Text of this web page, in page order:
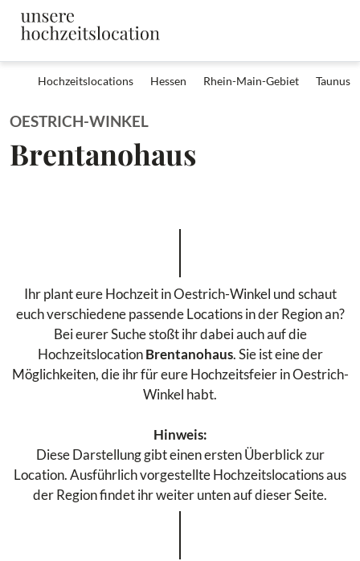
Hochzeitslocations Hessen Rhein-Main-Gebiet Taunus
OESTRICH-WINKEL
Brentanohaus
Ihr plant eure Hochzeit in Oestrich-Winkel und schaut
euch verschiedene passende Locations in der Region an?
Bei eurer Suche stoßt ihr dabei auch auf die
HochzeitslocationBrentanohaus. Sie ist eine der
Möglichkeiten, die ihr für eure Hochzeitsfeier in Oestrich-
Winkel habt.
Hinweis:
Diese Darstellung gibt einen ersten Überblick zur
Location. Ausführlich vorgestellte Hochzeitslocations aus
der Region findet ihr weiter unten auf dieser Seite.